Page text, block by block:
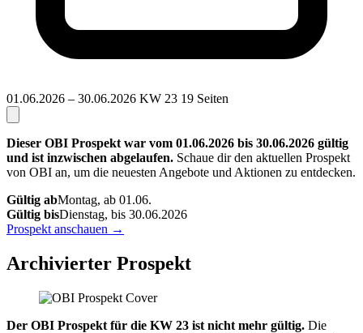
01.06.2026 – 30.06.2026 KW 23 19 Seiten
Dieser OBI Prospekt war vom 01.06.2026 bis 30.06.2026 gültig
und ist inzwischen abgelaufen. Schaue dir den aktuellen Prospekt
von OBI an, um die neuesten Angebote und Aktionen zu entdecken.
Gültig abMontag, ab 01.06.
Gültig bisDienstag, bis 30.06.2026
Prospekt anschauen →
Archivierter Prospekt
Der OBI Prospekt für die KW 23 ist nicht mehr gültig. Die